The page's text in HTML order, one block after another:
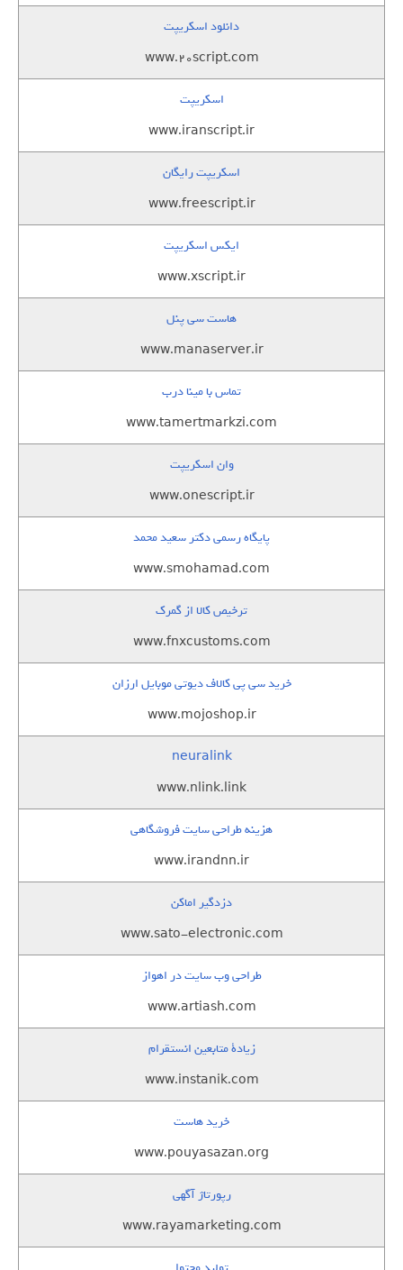
دانلود اسکریپت
www.20script.com
اسکریپت
www.iranscript.ir
اسکریپت رایگان
www.freescript.ir
ایکس اسکریپت
www.xscript.ir
هاست سی پنل
www.manaserver.ir
تماس با مینا درب
www.tamertmarkzi.com
وان اسکریپت
www.onescript.ir
پایگاه رسمی دکتر سعید محمد
www.smohamad.com
ترخیص کالا از گمرک
www.fnxcustoms.com
خرید سی پی کالاف دیوتی موبایل ارزان
www.mojoshop.ir
neuralink
www.nlink.link
هزینه طراحی سایت فروشگاهی
www.irandnn.ir
دزدگیر اماکن
www.sato-electronic.com
طراحی وب سایت در اهواز
www.artiash.com
زيادة متابعين انستقرام
www.instanik.com
خرید هاست
www.pouyasazan.org
رپورتاژ آگهی
www.rayamarketing.com